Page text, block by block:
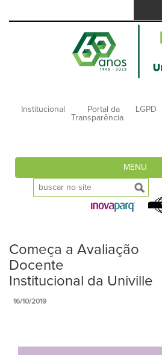
Institucional
Portal da
Transparência
LGPD
MENU
Começa a Avaliação
Docente
Institucional da Univille
16/10/2019